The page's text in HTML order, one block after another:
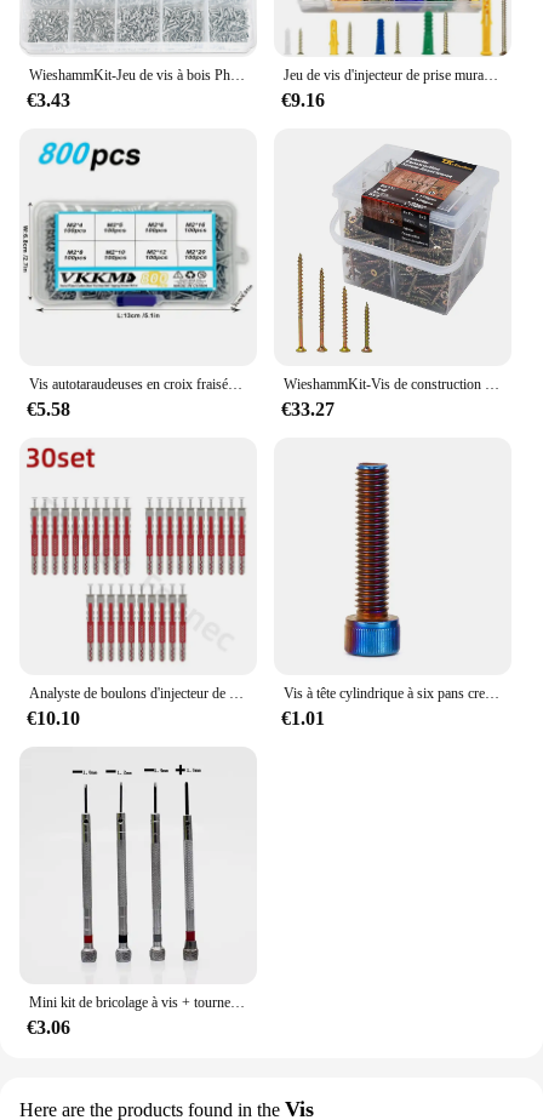
WieshammKit-Jeu de vis à bois Phillips, tête plate, pointes assorties, 1050 pièces, M2 x 4, 5, 6, 8, 10, 12, 16, 20 Ca
€3.43
Jeu de vis d'injecteur de prise murale, colonne de tuyau de 2,2, lit de deau en plastique, ancres murales pour cloisons sèches avec kit de vis, 6 000, 232 pièces
€9.16
Vis autotaraudeuses en croix fraisée, 800 pièces Ils conviennent aux produits électroniques Nick.
€5.58
WieshammKit-Vis de construction intérieure en bois, filetage grossier, entraînement Phillips, tête interdite, zinc jaune, cloison sèche, 465 pièces
€33.27
€10.10
Vis à tête cylindrique à six pans creux, plaqué titane, acier inoxydable coloré, DIN912, M3 figuré, M5, M6, M8, M10
€1.01
€3.06
Here are the products found in the Vis